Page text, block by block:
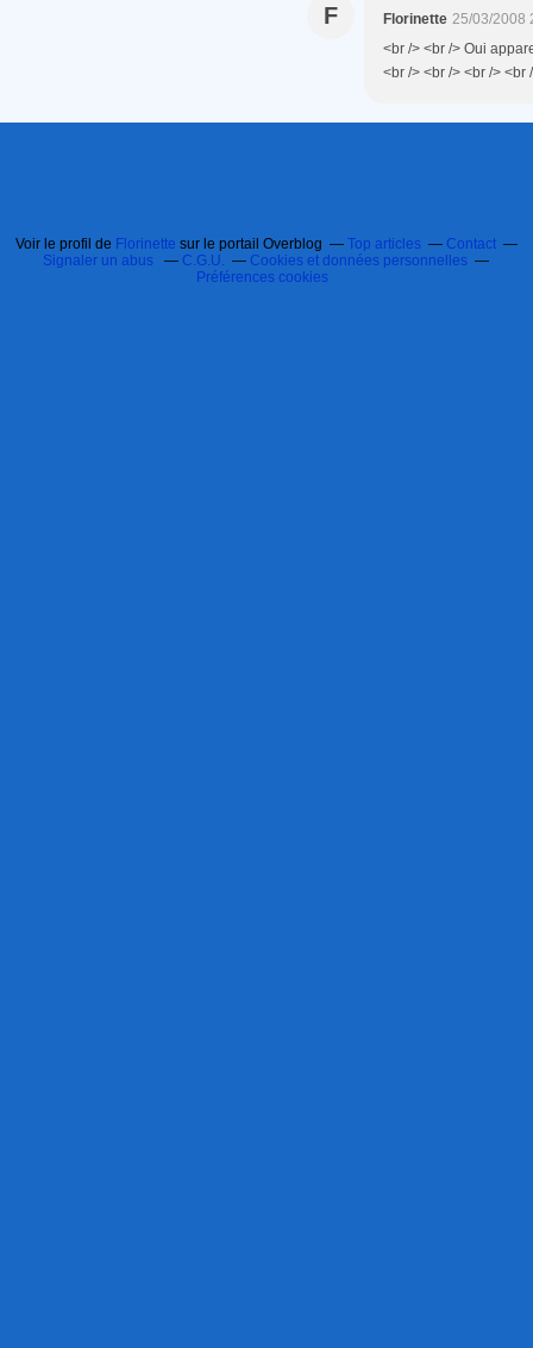
F Florinette 25/03/2008
<br /> <br /> Oui
<br /> <br /> <br /> <br
Voir le profil de Florinette sur le portail Overblog Top articles
Contact
Signaler un abus
C.G.U.
Cookies et données personnelles
Préférences cookies